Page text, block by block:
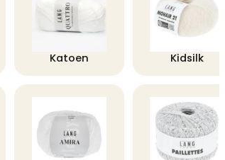
Katoen Kidsilk